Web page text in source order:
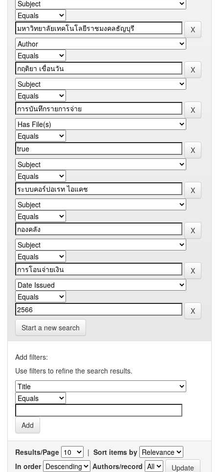
Start a new search
Add filters:
Use filters to refine the search results.
Results/Page | Sort items by
In order
Authors/record